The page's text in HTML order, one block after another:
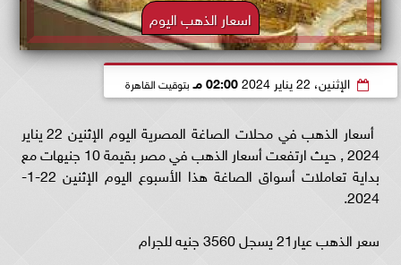
اسعار الذهب اليوم
الإثنين، 22 يناير 2024 02:00 مـ بتوقيت القاهرة
أسعار الذهب في محلات الصاغة المصرية اليوم الإثنين 22 يناير
2024 , حيث ارتفعت أسعار الذهب في مصر بقيمة 10 جنيهات مع
بداية تعاملات أسواق الصاغة هذا الأسبوع اليوم الإثنين 22-1-
2024.
سعر الذهب عيار21 يسجل 3560 جنيه للجرام